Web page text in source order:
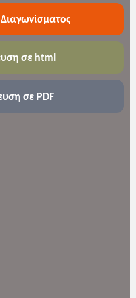
σε html
σε PDF